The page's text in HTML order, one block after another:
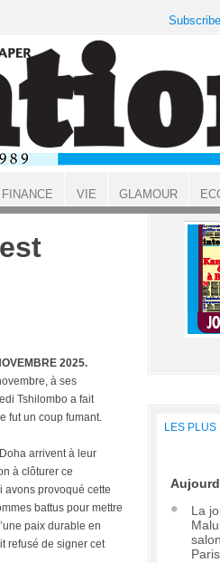
2025.
à ses
Tshilombo a fait
fut un coup fumant.
arrivent à leur
à clôturer ce
avons provoqué cette
battus pour mettre
paix durable en
refusé de signer cet
LES PLUS
La
Paris
FINANCE VIE GLAMOUR